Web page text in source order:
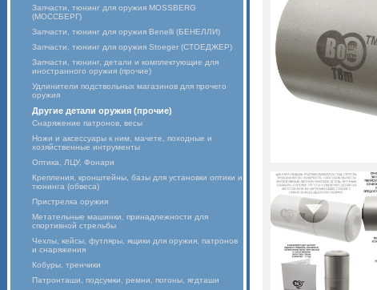
Запчасти, тюнинг для оружия MOSSBERG
(МОССБЕРГ)
Запчасти, тюнинг для оружия Benelli (БЕНЕЛЛИ)
Запчасти, тюнинг для оружия Stoeger (СТОЕДЖЕР)
Запчасти, тюнинг, детали и комплектующие для
иностранного оружия (прочие)
Удлинители подствольных магазинов для прочего
оружия
Другие детали оружия (прочие)
Снаряжение патронов, весы
Ножи и аксессуары к ним, мачете, походные и
хозяйственные интрументы
Оптика, ЛЦУ, Фонари
Крепления, кронштейны, базы для установки оптики и
тюнинга (обвеса)
Пристрелка оружия
Метательные машинки, принадлежности для
спортивной стрельбы
Чехлы, кейсы, футляры, ящики для оружия, патронов
и снаряжения
Кобуры, тренчики
Патронташи, подсумки, ремни, погоны, ягдташи